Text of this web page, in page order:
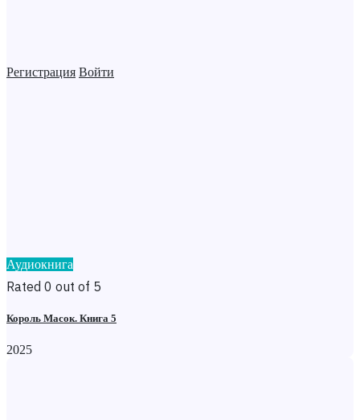
Регистрация Войти
Аудиокнига
Rated 0 out of 5
Король Масок. Книга 5
2025